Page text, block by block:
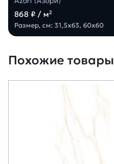
868 ₽ / м²
Размер, см: 31,5х63, 60х60
Похожие товары